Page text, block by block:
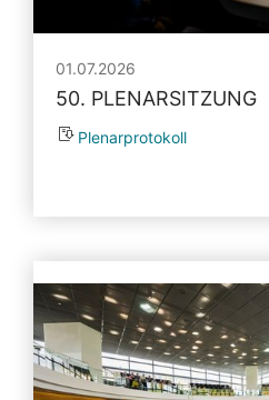
01.07.2026
50. PLENARSITZUNG
Plenarprotokoll